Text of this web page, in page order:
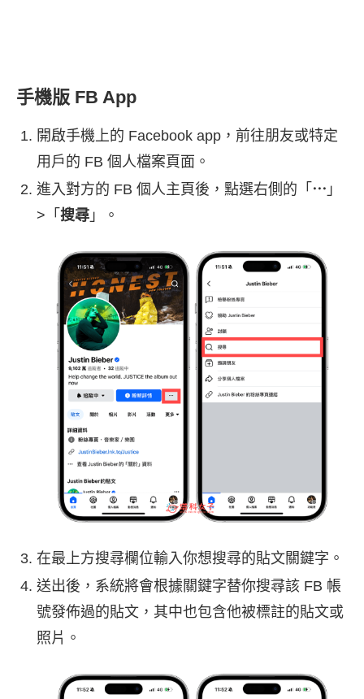
手機版 FB App
開啟手機上的 Facebook app，前往朋友或特定
用戶的 FB 個人檔案頁面。
進入對方的 FB 個人主頁後，點選右側的「 ⋯ 」
>「 搜尋 」。
在最上方搜尋欄位輸入你想搜尋的貼文關鍵字。
送出後，系統將會根據關鍵字替你搜尋該 FB 帳
號發佈過的貼文，其中也包含他被標註的貼文或
照片。